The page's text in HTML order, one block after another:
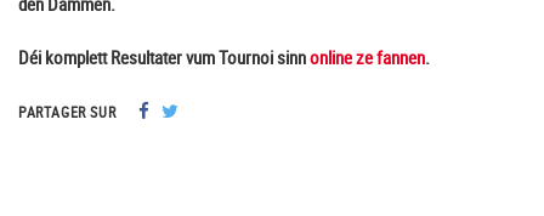
Déi komplett Resultater vum Tournoi sinnonline ze fannen.
PARTAGER SUR